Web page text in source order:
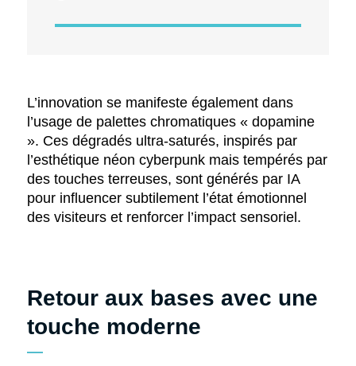
L’innovation se manifeste également dans
l’usage de palettes chromatiques « dopamine
». Ces dégradés ultra-saturés, inspirés par
l’esthétique néon cyberpunk mais tempérés par
des touches terreuses, sont générés par IA
pour influencer subtilement l’état émotionnel
des visiteurs et renforcer l’impact sensoriel.
Retour aux bases avec une
touche moderne